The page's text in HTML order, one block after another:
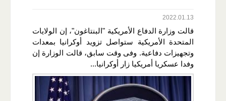
2022.01.13
قالت وزارة الدفاع الأمريكية "البنتاغون"، إن الولايات
المتحدة الأمريكية ستواصل تزويد أوكرانيا بمعدات
وتجهيزات دفاعية. وفى وقت سابق، قالت الوزارة إن
وفدا عسكريا أمريكيا زار أوكرانيا...